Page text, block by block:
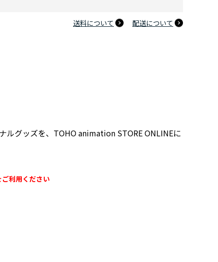
送料について 配送について
ルグッズを、TOHO animation STORE ONLINEに
利用ください